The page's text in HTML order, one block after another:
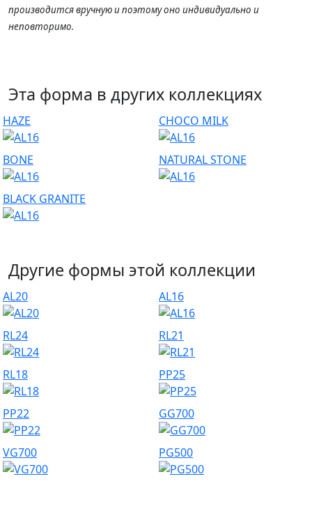
производится вручную и поэтому оно индивидуально и
неповторимо.
Эта форма в других коллекциях
HAZE CHOCO MILK
BONE NATURAL STONE
BLACK GRANITE
Другие формы этой коллекции
AL20 AL16
RL24 RL21
RL18 PP25
PP22 GG700
VG700 PG500